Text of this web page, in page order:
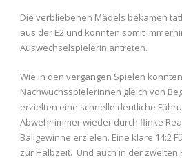
Die verbliebenen Mädels bekamen
aus der E2 und konnten somit
Auswechselspielerin antreten.
Wie in den vergangen Spielen
Nachwuchsspielerinnen gleich von
erzielten eine schnelle deutliche
Abwehr immer wieder durch flinke
Ballgewinne erzielen. Eine klare 14:2
zur Halbzeit. Und auch in der zweiten